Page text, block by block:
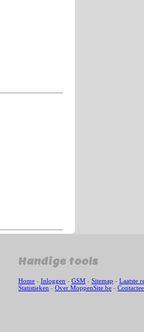
Handige tools
Home - Inloggen - GSM - Sitemap - Laatste
Statistieken - Over MoppenSite.be -